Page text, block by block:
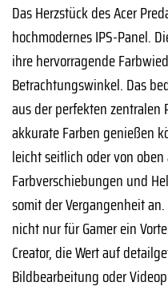
Das Herzstück des Acer
hochmodernes IPS-Panel.
ihre hervorragende
Betrachtungswinkel. Das
aus der perfekten
akkurate Farben genießen
leicht seitlich oder von
Farbverschiebungen und
somit der Vergangenheit
nicht nur für Gamer ein
Creator, die Wert auf
Bildbearbeitung oder